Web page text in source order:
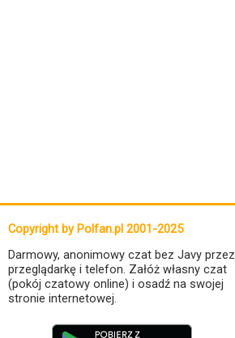
Copyright by Polfan.pl 2001-2025
Darmowy, anonimowy czat bez Javy przez
przeglądarkę i telefon. Załóż własny czat
(pokój czatowy online) i osadź na swojej
stronie internetowej.